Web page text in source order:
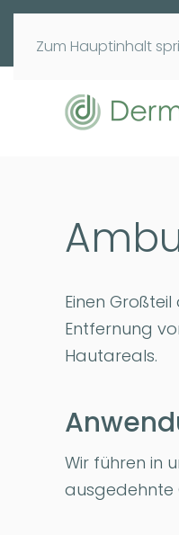
Zum Hauptinhalt
Einen
Entfernung
Hautareals.
Wir führen in
ausgedehnte